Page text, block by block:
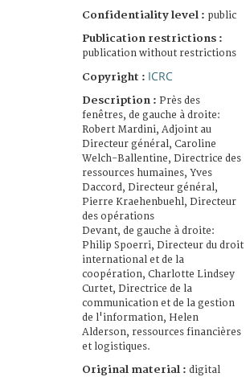
Confidentiality level : public
Publication restrictions :
publication without restrictions
Copyright : ICRC
Description : Près des
fenêtres, de gauche à droite:
Robert Mardini, Adjoint au
Directeur général, Caroline
Welch-Ballentine, Directrice des
ressources humaines, Yves
Daccord, Directeur général,
Pierre Kraehenbuehl, Directeur
des opérations
Devant, de gauche à droite:
Philip Spoerri, Directeur du droit
international et de la
coopération, Charlotte Lindsey
Curtet, Directrice de la
communication et de la gestion
de l'information, Helen
Alderson, ressources financières
et logistiques.
Original material : digital